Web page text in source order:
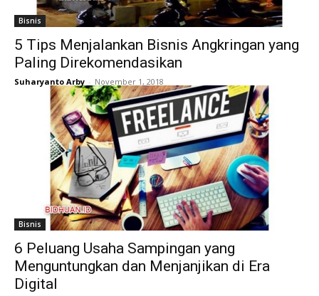
Bisnis
5 Tips Menjalankan Bisnis Angkringan yang
Paling Direkomendasikan
Suharyanto Arby - November 1, 2018
Bisnis
6 Peluang Usaha Sampingan yang
Menguntungkan dan Menjanjikan di Era
Digital